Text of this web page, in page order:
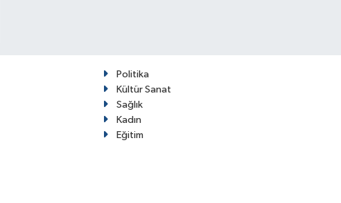
Politika
Kültür Sanat
Sağlık
Kadın
Eğitim